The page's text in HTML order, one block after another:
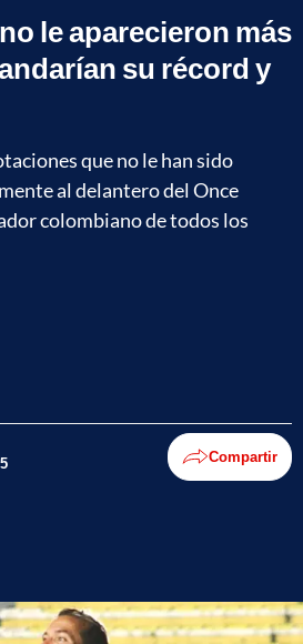
le aparecieron más
su récord y
que no le han sido
al delantero del Once
colombiano de todos los
Compartir